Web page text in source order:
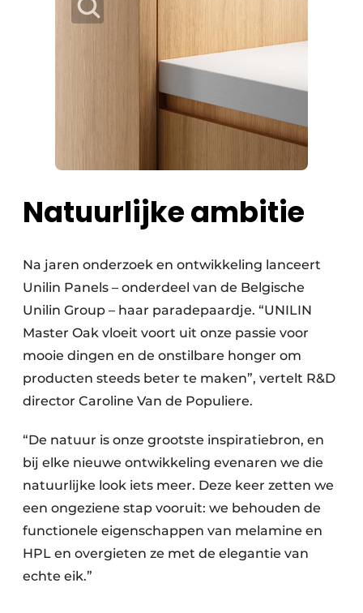
Natuurlijke ambitie
Na jaren onderzoek en ontwikkeling lanceert
Unilin Panels – onderdeel van de Belgische
Unilin Group – haar paradepaardje. “UNILIN
Master Oak vloeit voort uit onze passie voor
mooie dingen en de onstilbare honger om
producten steeds beter te maken”, vertelt R&D
director Caroline Van de Populiere.
“De natuur is onze grootste inspiratiebron, en
bij elke nieuwe ontwikkeling evenaren we die
natuurlijke look iets meer. Deze keer zetten we
een ongeziene stap vooruit: we behouden de
functionele eigenschappen van melamine en
HPL en overgieten ze met de elegantie van
echte eik.”